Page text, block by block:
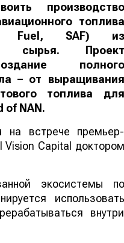
производство
топлива
Fuel, SAF) из
сырья. Проект
полного
– от выращивания
топлива для
of NAN .
на встрече премьер-
Vision Capital доктором
экосистемы по
использовать
внутри